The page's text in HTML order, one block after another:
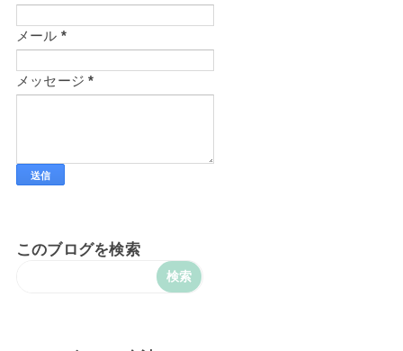
メール *
メッセージ*
このブログを検索